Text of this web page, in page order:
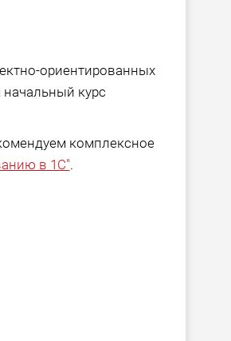
ориентированных
курс
комплексное
в 1С".